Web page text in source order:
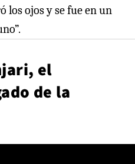
los ojos y se fue en un
el
de la